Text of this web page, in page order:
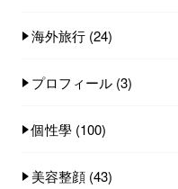
海外旅行 (24)
プロフィール (3)
個性學 (100)
美容整顔 (43)